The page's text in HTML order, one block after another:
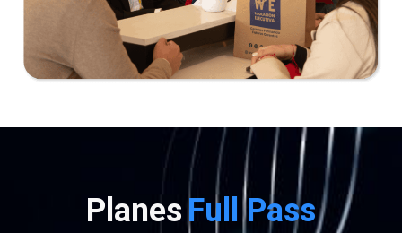
PlanesFull Pass